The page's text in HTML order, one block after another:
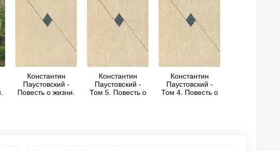
Константин
Паустовский -
Повесть о жизни.
Константин
Паустовский -
Том 5. Повесть о
Константин
Паустовский -
Том 4. Повесть о